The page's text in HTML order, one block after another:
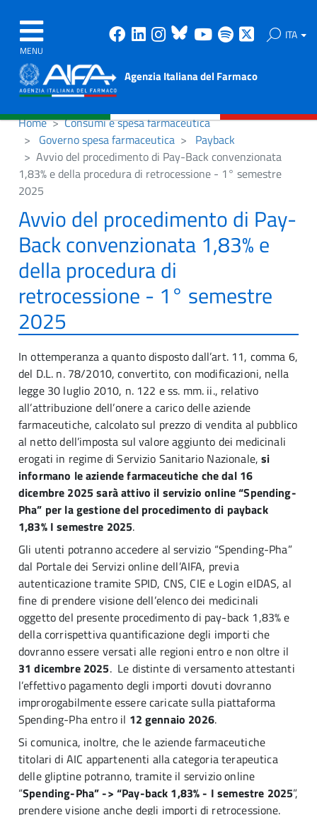
MENU
Facebook
Linkedin
Instagram
Bluesky
Youtube
Spotify ITA
Agenzia Italiana del Farmaco
Home
Consumi e spesa farmaceutica
Governo spesa farmaceutica
Payback
Avvio del procedimento di Pay-Back convenzionata
1,83% e della procedura di retrocessione - 1° semestre
2025
Avvio del procedimento di Pay-
Back convenzionata 1,83% e
della procedura di
retrocessione - 1° semestre
2025
In ottemperanza a quanto disposto dall’art. 11, comma 6,
del D.L. n. 78/2010, convertito, con modificazioni, nella
legge 30 luglio 2010, n. 122 e ss. mm. ii., relativo
all’attribuzione dell’onere a carico delle aziende
farmaceutiche, calcolato sul prezzo di vendita al pubblico
al netto dell’imposta sul valore aggiunto dei medicinali
erogati in regime di Servizio Sanitario Nazionale,si
informano le aziende farmaceutiche che dal 16
dicembre 2025 sarà attivo il servizio online “Spending-
Pha” per la gestione del procedimento di payback
1,83% I semestre 2025.
Gli utenti potranno accedere al servizio “Spending-Pha”
dal Portale dei Servizi online dell’AIFA, previa
autenticazione tramite SPID, CNS, CIE e Login eIDAS, al
fine di prendere visione dell’elenco dei medicinali
oggetto del presente procedimento di pay-back 1,83% e
della corrispettiva quantificazione degli importi che
dovranno essere versati alle regioni entro e non oltre il
31 dicembre 2025. Le distinte di versamento attestanti
l’effettivo pagamento degli importi dovuti dovranno
improrogabilmente essere caricate sulla piattaforma
Spending-Pha entro il 12 gennaio 2026.
Si comunica, inoltre, che le aziende farmaceutiche
titolari di AIC appartenenti alla categoria terapeutica
delle gliptine potranno, tramite il servizio online
“Spending-Pha” -> “Pay-back 1,83% - I semestre 2025”,
prendere visione anche degli importi di retrocessione.